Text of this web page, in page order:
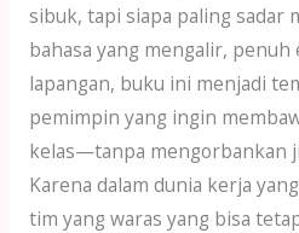
sibuk, tapi siapa paling sadar
bahasa yang mengalir,
lapangan, buku ini menjadi
pemimpin yang ingin
kelas—tanpa mengorbankan
Karena dalam dunia kerja
tim yang waras yang bisa